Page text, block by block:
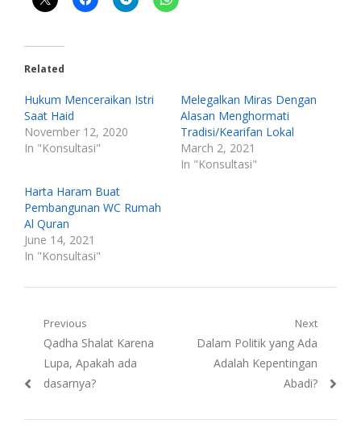
Related
Hukum Menceraikan Istri
Saat Haid
November 12, 2020
In "Konsultasi"
Melegalkan Miras Dengan
Alasan Menghormati
Tradisi/Kearifan Lokal
March 2, 2021
In "Konsultasi"
Harta Haram Buat
Pembangunan WC Rumah
Al Quran
June 14, 2021
In "Konsultasi"
Post
navigation
Previous
Previous
post:
Qadha Shalat Karena
Lupa, Apakah ada
dasarnya?
Next
Next
post:
Dalam Politik yang Ada
Adalah Kepentingan
Abadi?